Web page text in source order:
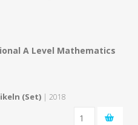
A Level Mathematics
(Set) | 2018